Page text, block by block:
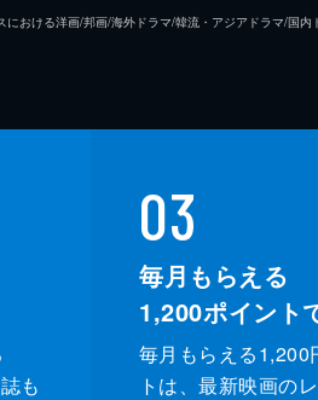
おける洋画/邦画/海外ドラマ/韓流・アジアドラマ/国内
も
03
毎月もらえる
1,200ポイント
毎月もらえる1,200
トは、最新映画の